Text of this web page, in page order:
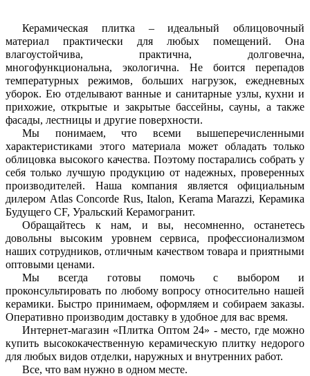
Керамическая плитка – идеальный облицовочный
материал практически для любых помещений. Она
влагоустойчива, практична, долговечна,
многофункциональна, экологична. Не боится перепадов
температурных режимов, больших нагрузок, ежедневных
уборок. Ею отделывают ванные и санитарные узлы, кухни и
прихожие, открытые и закрытые бассейны, сауны, а также
фасады, лестницы и другие поверхности.
Мы понимаем, что всеми вышеперечисленными
характеристиками этого материала может обладать только
облицовка высокого качества. Поэтому постарались собрать у
себя только лучшую продукцию от надежных, проверенных
производителей. Наша компания является официальным
дилером Atlas Concorde Rus, Italon, Kerama Marazzi, Керамика
Будущего CF, Уральский Керамогранит.
Обращайтесь к нам, и вы, несомненно, останетесь
довольны высоким уровнем сервиса, профессионализмом
наших сотрудников, отличным качеством товара и приятными
оптовыми ценами.
Мы всегда готовы помочь с выбором и
проконсультировать по любому вопросу относительно нашей
керамики. Быстро принимаем, оформляем и собираем заказы.
Оперативно производим доставку в удобное для вас время.
Интернет-магазин «Плитка Оптом 24» - место, где можно
купить высококачественную керамическую плитку недорого
для любых видов отделки, наружных и внутренних работ.
Все, что вам нужно в одном месте.